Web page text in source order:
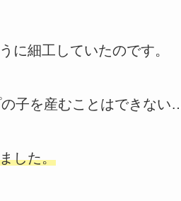
に細工していたのです。
子を産むことはできない
した。